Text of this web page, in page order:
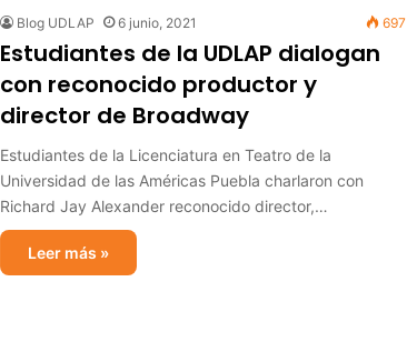
Blog UDLAP 6 junio, 2021 697
Estudiantes de la UDLAP dialogan
con reconocido productor y
director de Broadway
Estudiantes de la Licenciatura en Teatro de la
Universidad de las Américas Puebla charlaron con
Richard Jay Alexander reconocido director,…
Leer más »